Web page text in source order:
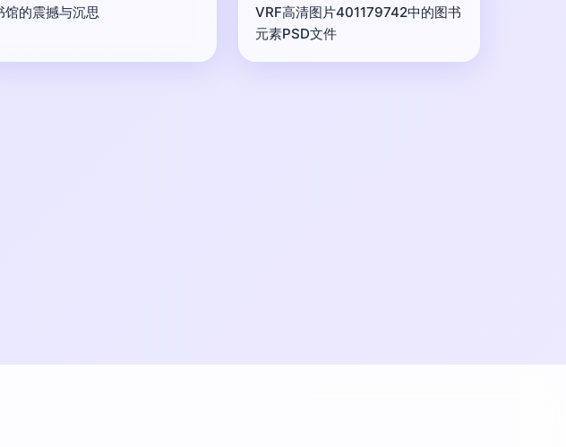
馆的震撼与沉思
VRF高清图片401179742中的图书
元素PSD文件